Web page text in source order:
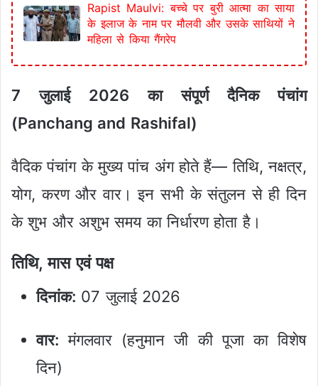
Rapist Maulvi: बच्चे पर बुरी आत्मा का साया
के इलाज के नाम पर मौलवी और उसके साथियों ने
महिला से किया गैंगरेप
7 जुलाई 2026 का संपूर्ण दैनिक पंचांग
(Panchang and Rashifal)
वैदिक पंचांग के मुख्य पांच अंग होते हैं— तिथि, नक्षत्र,
योग, करण और वार। इन सभी के संतुलन से ही दिन
के शुभ और अशुभ समय का निर्धारण होता है।
तिथि, मास एवं पक्ष
दिनांक: 07 जुलाई 2026
वार: मंगलवार (हनुमान जी की पूजा का विशेष
दिन)